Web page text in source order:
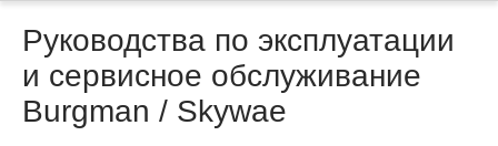
Руководства по эксплуатации
и сервисное обслуживание
Burgman / Skywae